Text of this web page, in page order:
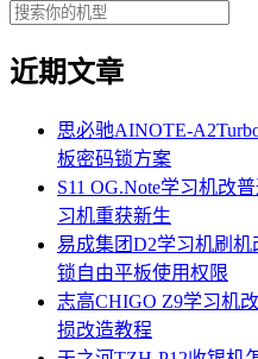
近期文章
思必驰
板密码锁方案
S11 OG.Note学习机改
习机重获新生
易成集团D2学习机刷
锁自由平板使用权限
志高CHIGO Z9学习机
损改造教程